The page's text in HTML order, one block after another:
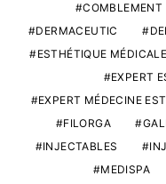
COMBLEMENT
DERMACEUTIC
ESTHÉTIQUE MÉDICALE
EXPERT
EXPERT MÉDECINE
FILORGA
INJECTABLES
MEDISPA